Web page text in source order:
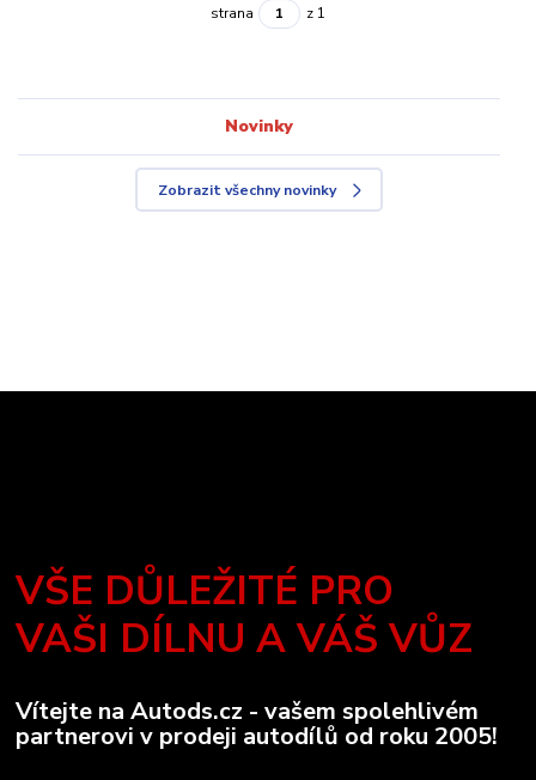
strana z 1
Novinky
Zobrazit všechny novinky
VŠE DŮLEŽITÉ PRO
VAŠI DÍLNU A VÁŠ VŮZ
Vítejte na Autods.cz - vašem spolehlivém
partnerovi v prodeji autodílů od roku 2005!